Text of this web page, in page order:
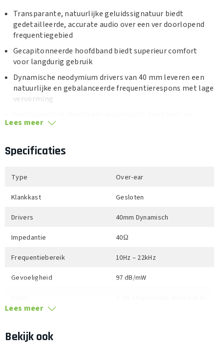
Transparante, natuurlijke geluidssignatuur biedt
gedetailleerde, accurate audio over een ver doorlopend
frequentiegebied
Gecapitonneerde hoofdband biedt superieur comfort
voor langdurig gebruik
Dynamische neodymium drivers van 40 mm leveren een
natuurlijke en gebalanceerde frequentierespons met lage
vervorming
camera en levert duurzaamheid voor de lange termijn
om het oor en vermindert achtergrondgeluiden
6,3mm-schroefdraadadapter en twee jaar garantie
Lees meer
Specificaties
Type Over-ear
Klankkast Gesloten
Drivers 40mm Dynamisch
Impedantie 40Ω
Frequentiebereik 10Hz – 22kHz
Gevoeligheid 97 dB/mW
Bediening
Lees meer
Bekijk ook